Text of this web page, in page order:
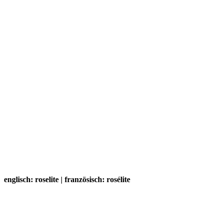
englisch: roselite | französisch: rosélite